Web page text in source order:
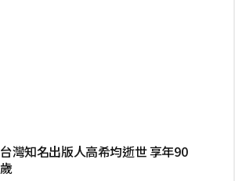
台灣知名出版人高希均逝世 享年90
歲